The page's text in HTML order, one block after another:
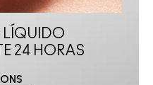
LÍQUIDO
24 HORAS